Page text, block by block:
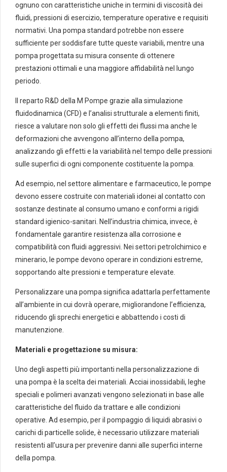
ognuno con caratteristiche uniche in termini di viscosità dei
fluidi, pressioni di esercizio, temperature operative e requisiti
normativi. Una pompa standard potrebbe non essere
sufficiente per soddisfare tutte queste variabili, mentre una
pompa progettata su misura consente di ottenere
prestazioni ottimali e una maggiore affidabilità nel lungo
periodo.
Il reparto R&D della M Pompe grazie alla simulazione
fluidodinamica (CFD) e l’analisi strutturale a elementi finiti,
riesce a valutare non solo gli effetti dei flussi ma anche le
deformazioni che avvengono all’interno della pompa,
analizzando gli effetti e la variabilità nel tempo delle pressioni
sulle superfici di ogni componente costituente la pompa.
Ad esempio, nel settore alimentare e farmaceutico, le pompe
devono essere costruite con materiali idonei al contatto con
sostanze destinate al consumo umano e conformi a rigidi
standard igienico-sanitari. Nell’industria chimica, invece, è
fondamentale garantire resistenza alla corrosione e
compatibilità con fluidi aggressivi. Nei settori petrolchimico e
minerario, le pompe devono operare in condizioni estreme,
sopportando alte pressioni e temperature elevate.
Personalizzare una pompa significa adattarla perfettamente
all’ambiente in cui dovrà operare, migliorandone l’efficienza,
riducendo gli sprechi energetici e abbattendo i costi di
manutenzione.
Materiali e progettazione su misura:
Uno degli aspetti più importanti nella personalizzazione di
una pompa è la scelta dei materiali. Acciai inossidabili, leghe
speciali e polimeri avanzati vengono selezionati in base alle
caratteristiche del fluido da trattare e alle condizioni
operative. Ad esempio, per il pompaggio di liquidi abrasivi o
carichi di particelle solide, è necessario utilizzare materiali
resistenti all’usura per prevenire danni alle superfici interne
della pompa.